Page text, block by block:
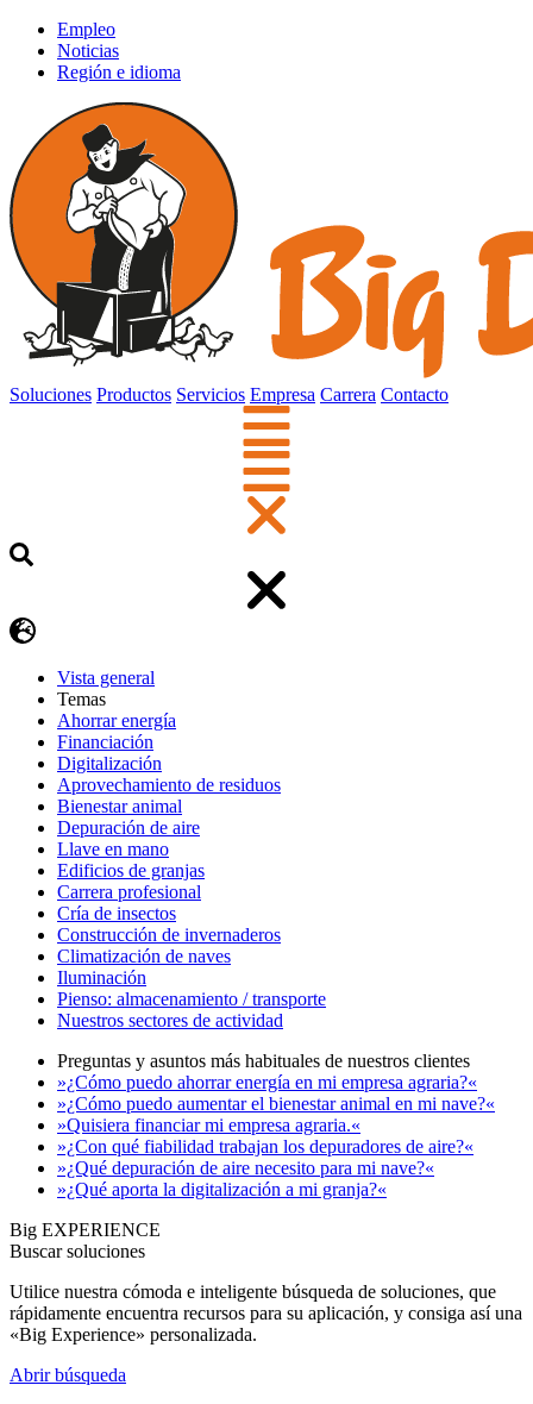
Empleo
Noticias
Región e idioma
Soluciones Productos Servicios Empresa Carrera Contacto
Vista general
Temas
Ahorrar energía
Financiación
Digitalización
Aprovechamiento de residuos
Bienestar animal
Depuración de aire
Llave en mano
Edificios de granjas
Carrera profesional
Cría de insectos
Construcción de invernaderos
Climatización de naves
Iluminación
Pienso: almacenamiento / transporte
Nuestros sectores de actividad
Preguntas y asuntos más habituales de nuestros clientes
»¿Cómo puedo ahorrar energía en mi empresa agraria?«
»¿Cómo puedo aumentar el bienestar animal en mi nave?«
»Quisiera financiar mi empresa agraria.«
»¿Con qué fiabilidad trabajan los depuradores de aire?«
»¿Qué depuración de aire necesito para mi nave?«
»¿Qué aporta la digitalización a mi granja?«
Big EXPERIENCE
Buscar soluciones
Utilice nuestra cómoda e inteligente búsqueda de soluciones, que
rápidamente encuentra recursos para su aplicación, y consiga así una
«Big Experience» personalizada.
Abrir búsqueda